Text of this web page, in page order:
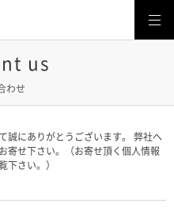
us
わせ
誠にありがとうございます。 弊社へ
寄せ下さい。（お寄せ頂く個人情報
下さい。）